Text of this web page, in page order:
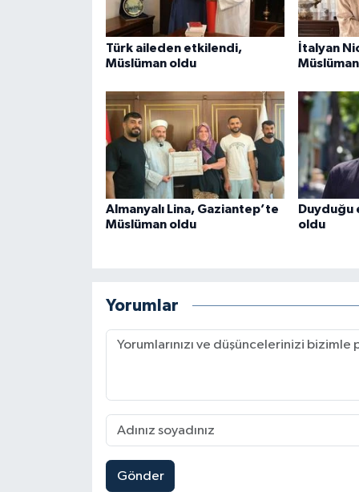
Türk aileden etkilendi,
Müslüman oldu
İtalyan
Almanyalı Lina, Gaziantep’te
Müslüman oldu
Duyduğu
oldu
Yorumlar
Gönder
Gümüşhane Müftülüğü
Hakkari Müftülüğü
Hatay Müftülüğü
Iğdır Müftülüğü
Isparta Müftülüğü
İstanbul Müftülüğü
Kahramanmaraş Müftülüğü
Karabük Müftülüğü
Kars Müftülüğü
Kastamonu Müftülüğü